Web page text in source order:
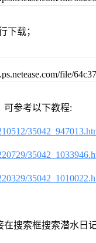
下载；
可参考以下教程:
搜索框搜索潜水日记